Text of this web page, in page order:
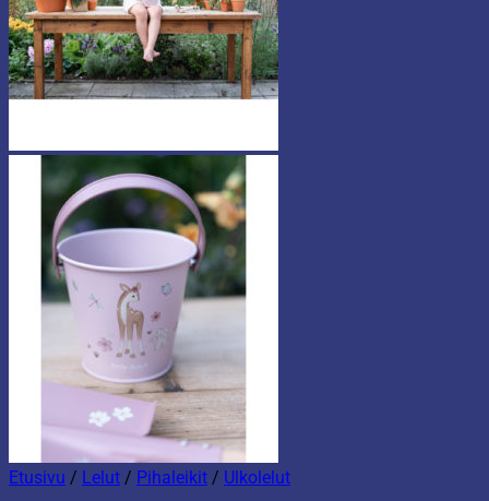
Etusivu / Lelut / Pihaleikit / Ulkolelut